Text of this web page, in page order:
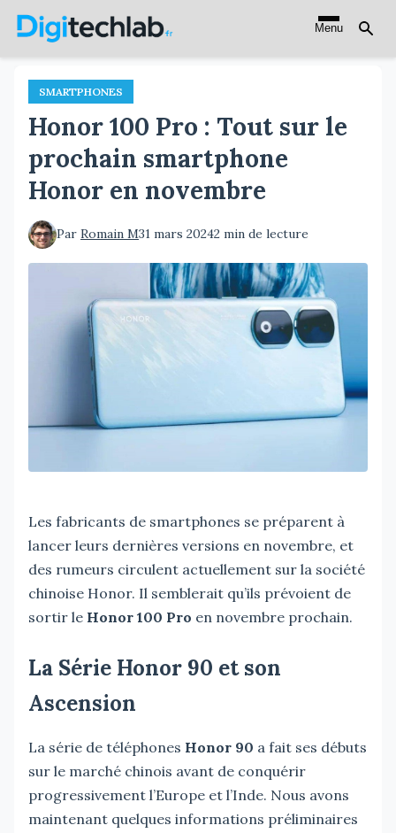
Aller
principal
Menu
SMARTPHONES
Honor 100 Pro : Tout sur le
prochain smartphone
Honor en novembre
Par Romain M31 mars 20242 min de lecture
Les fabricants de smartphones se préparent à
lancer leurs dernières versions en novembre, et
des rumeurs circulent actuellement sur la société
chinoise Honor. Il semblerait qu’ils prévoient de
sortir le Honor 100 Pro en novembre prochain.
La Série Honor 90 et son
Ascension
La série de téléphones Honor 90 a fait ses débuts
sur le marché chinois avant de conquérir
progressivement l’Europe et l’Inde. Nous avons
maintenant quelques informations préliminaires